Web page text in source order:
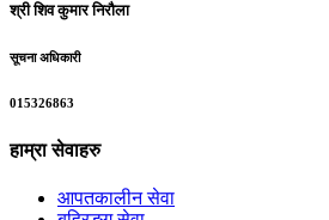
श्री शिव कुमार निरौला
सूचना अधिकारी
015326863
हाम्रा सेवाहरु
आपतकालीन सेवा